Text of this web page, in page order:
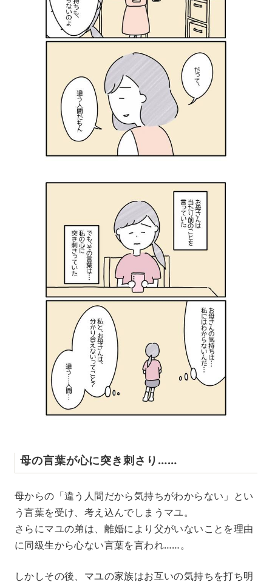
母の言葉が心に突き刺さり……
母からの「違う人間だから気持ちがわからない」とい
う言葉を受け、考え込んでしまうマユ。
さらにマユの弟は、離婚により父がいないことを理由
に同級生から心ない言葉を言われ……。
しかしその後、マユの家族はお互いの気持ちを打ち明